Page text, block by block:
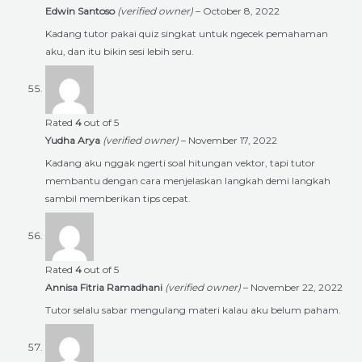
Edwin Santoso (verified owner) – October 8, 2022
Kadang tutor pakai quiz singkat untuk ngecek pemahaman
aku, dan itu bikin sesi lebih seru.
Rated 4 out of 5
Yudha Arya (verified owner) – November 17, 2022
Kadang aku nggak ngerti soal hitungan vektor, tapi tutor
membantu dengan cara menjelaskan langkah demi langkah
sambil memberikan tips cepat.
Rated 4 out of 5
Annisa Fitria Ramadhani (verified owner) – November 22, 2022
Tutor selalu sabar mengulang materi kalau aku belum paham.